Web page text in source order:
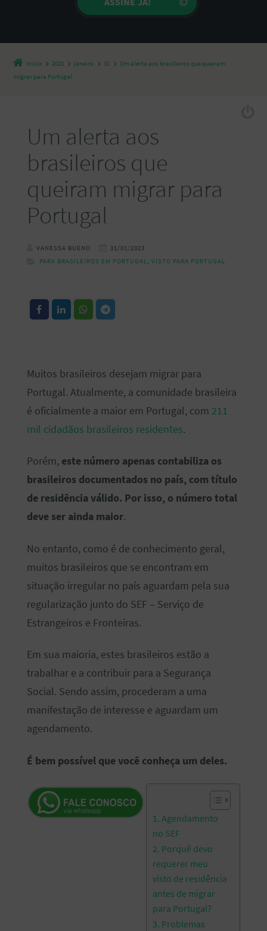
Início 2023 janeiro 31
Um alerta aos brasileiros que queiram
migrar para Portugal
Um alerta aos
brasileiros que
queiram migrar para
Portugal
VANESSA BUENO
31/01/2023
PARA BRASILEIROS EM PORTUGAL, VISTO PARA PORTUGAL
Muitos brasileiros desejam migrar para
Portugal. Atualmente, a comunidade brasileira
é oficialmente a maior em Portugal, com 211
mil cidadãos brasileiros residentes.
Porém, este número apenas contabiliza os
brasileiros documentados no país, com título
de residência válido. Por isso, o número total
deve ser ainda maior.
No entanto, como é de conhecimento geral,
muitos brasileiros que se encontram em
situação irregular no país aguardam pela sua
regularização junto do SEF – Serviço de
Estrangeiros e Fronteiras.
Em sua maioria, estes brasileiros estão a
trabalhar e a contribuir para a Segurança
Social. Sendo assim, procederam a uma
manifestação de interesse e aguardam um
agendamento.
É bem possível que você conheça um deles.
1. Agendamento
no SEF
2. Porquê devo
requerer meu
visto de residência
antes de migrar
para Portugal?
3. Problemas